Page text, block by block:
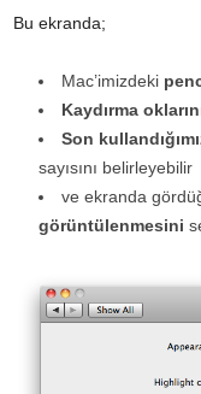
Bu ekranda;
Mac’imizdeki
Kaydırma
Son
sayısını belirleyebilir
ve ekranda
görüntülenmesini